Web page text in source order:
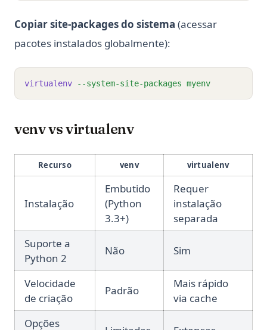
Copiar site-packages do sistema (acessar
pacotes instalados globalmente):
virtualenv --system-site-packages myenv
venv vs virtualenv
Recurso venv virtualenv
Instalação
Embutido
(Python
3.3+)
Requer
instalação
separada
Suporte a
Python 2
Não Sim
Velocidade
de criação
Padrão
Mais rápido
via cache
Opções